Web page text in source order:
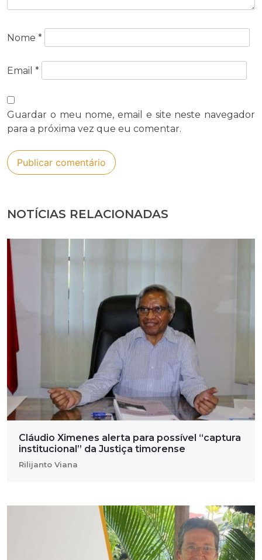
Nome *
Email *
Guardar o meu nome, email e site neste navegador
para a próxima vez que eu comentar.
NOTÍCIAS RELACIONADAS
Cláudio Ximenes alerta para possível “captura
institucional” da Justiça timorense
Rilijanto Viana